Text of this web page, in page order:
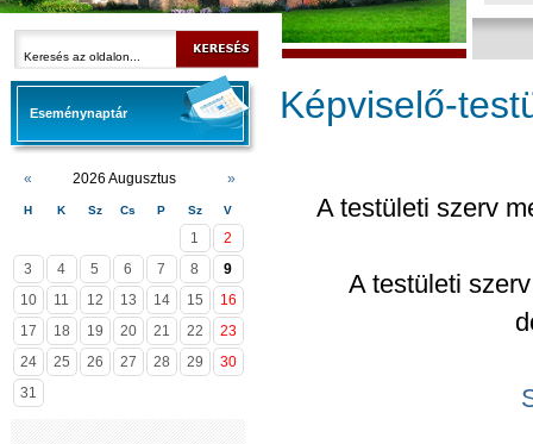
Eseménynaptár
« 2026 Augusztus »
H K Sz Cs P Sz V
1
2
3
4 5 6 7 8
9
10
11 12 13 14 15
16
17
18 19 20 21 22
23
24
25 26 27 28 29
30
31
Képviselő-
A testületi szerv
A testületi